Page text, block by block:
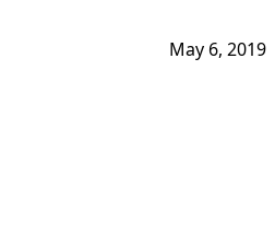
May 6, 2019